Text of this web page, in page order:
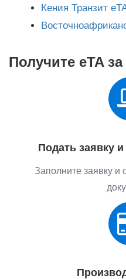
Кения Транзит
Получите eTA
Подать заявку
Заполните заявку и